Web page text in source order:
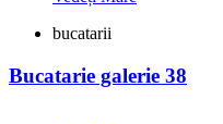
bucatarii
Bucatarie galerie 38